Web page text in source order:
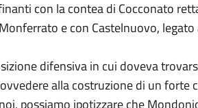
con la contea di Cocconato
e con Castelnuovo, legato
difensiva in cui doveva
alla costruzione di un forte
possiamo ipotizzare che